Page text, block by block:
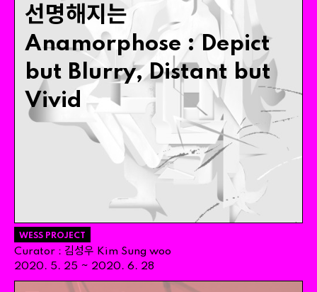
선명해지는
Anamorphose : Depict
but Blurry, Distant but
Vivid
WESS PROJECT
Curator : 김성우 Kim Sung woo
2020. 5. 25 ~ 2020. 6. 28